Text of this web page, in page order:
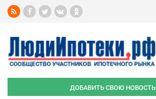
ДОБАВИТЬ СВОЮ НОВОСТЬ